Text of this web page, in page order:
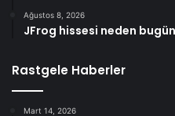
Ağustos 8, 2026
JFrog hissesi neden
Rastgele Haberler
Mart 14, 2026